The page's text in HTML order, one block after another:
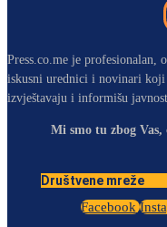
Press.co.me je profesionalan,
iskusni urednici i novinari koji
izvještavaju i informišu
Mi smo tu zbog Vas,
Društvene mreže
Facebook